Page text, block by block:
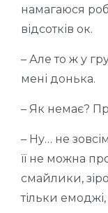
намагаюся
відсотків ок.
– Але то ж у
мені донька.
– Як немає?
– Ну… не
її не можна
смайлики,
тільки емоджі,